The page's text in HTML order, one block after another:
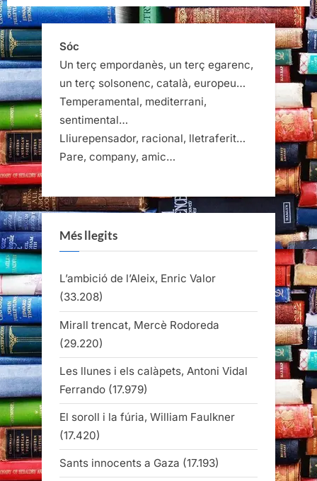
de
la
Llibreria
Sóc
Un terç empordanès, un terç egarenc,
un terç solsonenc, català, europeu…
Temperamental, mediterrani,
sentimental…
Lliurepensador, racional, lletraferit…
Pare, company, amic…
Més llegits
L’ambició de l’Aleix, Enric Valor
(33.208)
Mirall trencat, Mercè Rodoreda
(29.220)
Les llunes i els calàpets, Antoni Vidal
Ferrando (17.979)
El soroll i la fúria, William Faulkner
(17.420)
Sants innocents a Gaza (17.193)